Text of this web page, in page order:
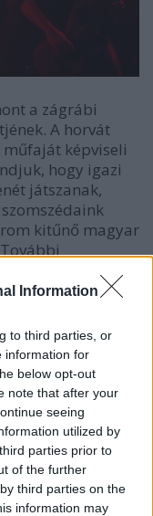
Information
to third parties, or
information for
below opt-out
note that after your
seeing
utilized by
parties prior to
of the further
third parties on the
information may
a zágrábi
A horvát
képviseli
hogy igazi
játszanak,
kitűnő magyar